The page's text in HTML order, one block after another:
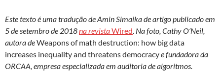
Este texto é uma tradução de Amin Simaika de artigo publicado em
5 de setembro de 2018na revistaWired. Na foto, Cathy O’Neil,
autora deWeapons of math destruction: how big data
increases inequality and threatens democracye fundadora da
ORCAA, empresa especializada em auditoria de algoritmos.